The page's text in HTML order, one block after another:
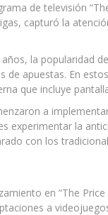
de televisión
capturó la
la popularidad
de apuestas. En
que incluye
a
experimentar la
con los
en “The Price
a